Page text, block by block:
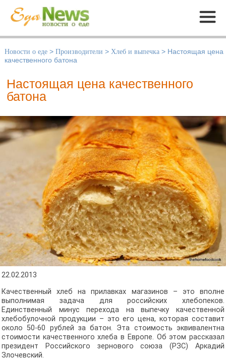
Меню
Новости о еде > Производители > Хлеб и выпечка > Настоящая цена
качественного батона
Настоящая цена качественного
батона
22.02.2013
Качественный хлеб на прилавках магазинов – это вполне
выполнимая задача для российских хлебопеков.
Единственный минус перехода на выпечку качественной
хлебобулочной продукции – это его цена, которая составит
около 50-60 рублей за батон. Эта стоимость эквивалентна
стоимости качественного хлеба в Европе. Об этом рассказал
президент Российского зернового союза (РЗС) Аркадий
Злочевский.